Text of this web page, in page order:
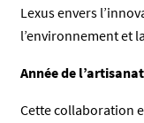
Lexus envers
l’environnement et
Année de
Cette collaboration